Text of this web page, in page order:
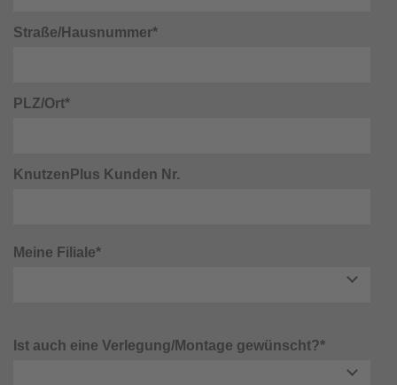
Straße/Hausnummer*
PLZ/Ort*
KnutzenPlus Kunden Nr.
Meine Filiale*
Ist auch eine Verlegung/Montage gewünscht?*